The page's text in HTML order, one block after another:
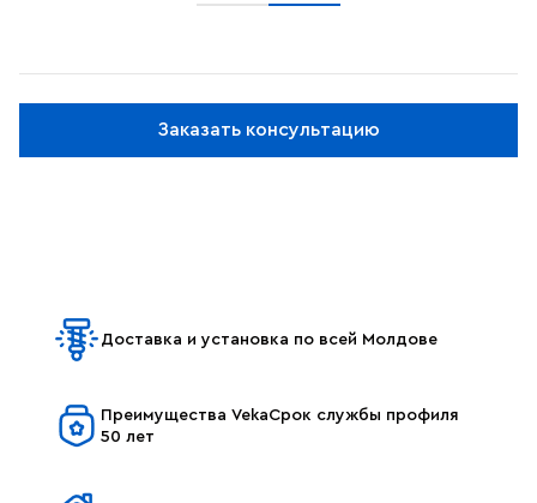
Заказать консультацию
Доставка и установка по всей Молдове
Преимущества VekaСрок службы профиля
50 лет